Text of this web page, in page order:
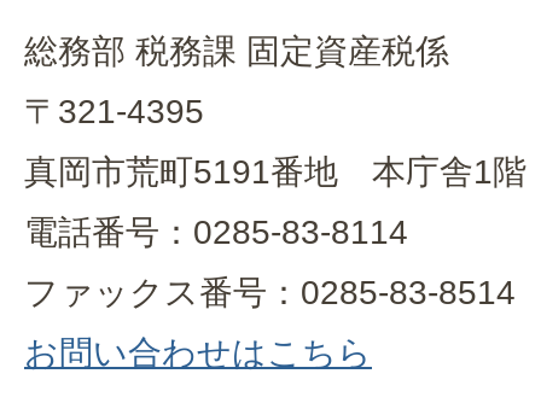
総務部 税務課 固定資産税係
〒321-4395
真岡市荒町5191番地 本庁舎1階
電話番号：0285-83-8114
ファックス番号：0285-83-8514
お問い合わせはこちら